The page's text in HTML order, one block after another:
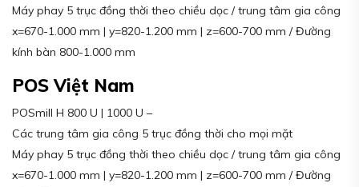
Máy phay 5 trục đồng thời theo chiều dọc / trung tâm gia công
x=670-1.000 mm | y=820-1.200 mm | z=600-700 mm / Đường
kính bàn 800-1.000 mm
POS Việt Nam
POSmill H 800 U | 1000 U –
Các trung tâm gia công 5 trục đồng thời cho mọi mặt
Máy phay 5 trục đồng thời theo chiều dọc / trung tâm gia công
x=670-1.000 mm | y=820-1.200 mm | z=600-700 mm / Đường